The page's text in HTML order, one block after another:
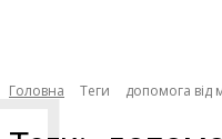
Головна Теги допомога від